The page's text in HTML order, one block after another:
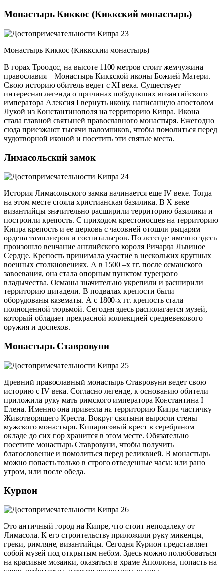
Монастырь Киккос (Киккский монастырь)
Монастырь Киккос (Киккский монастырь)
В горах Троодос, на высоте 1100 метров стоит жемчужина
православия – Монастырь Киккской иконы Божией Матери.
Свою историю обитель ведет с XI века. Существует
интересная легенда о причинах побудивших византийского
императора Алексия I вернуть икону, написанную апостолом
Лукой из Константинополя на территорию Кипра. Икона
стала главной святыней православного монастыря. Ежегодно
сюда приезжают тысячи паломников, чтобы помолиться перед
чудотворной иконой и посетить эти святые места.
Лимасольский замок
История Лимасольского замка начинается еще IV веке. Тогда
на этом месте стояла христианская базилика. В X веке
византийцы значительно расширили территорию базилики и
построили крепость. С приходом крестоносцев на территорию
Кипра крепость и ее церковь с часовней отошли рыцарям
ордена тамплиеров и госпитальеров. По легенде именно здесь
произошло венчание английского короля Ричарда Львиное
Сердце. Крепость принимала участие в нескольких крупных
военных столкновениях. А в 1500 –х гг. после османского
завоевания, она стала опорным пунктом турецкого
владычества. Османы значительно укрепили и расширили
территорию цитадели. В подвалах крепости были
оборудованы казематы. А с 1800-х гг. крепость стала
полноценной тюрьмой. Сегодня здесь располагается музей,
который обладает прекрасной коллекцией средневекового
оружия и доспехов.
Монастырь Ставровуни
Древний православный монастырь Ставровуни ведет свою
историю с IV века. Согласно легенде, к основанию обители
приложила руку мать римского императора Константина I —
Елена. Именно она привезла на территорию Кипра частичку
Животворящего Креста. Вокруг святыни выросли стены
мужского монастыря. Кипарисовый крест в серебряном
окладе до сих пор хранится в этом месте. Обязательно
посетите монастырь Ставровуни, чтобы получить
благословение и помолиться перед реликвией. В монастырь
можно попасть только в строго отведенные часы: или рано
утром, или после обеда.
Курион
Это античный город на Кипре, что стоит неподалеку от
Лимасола. К его строительству приложили руку микенцы,
греки, римляне, византийцы. Сегодня Курион представляет
собой музей под открытым небом. Здесь можно полюбоваться
на красивые мозаики, оказаться в храме Аполлона, попасть на